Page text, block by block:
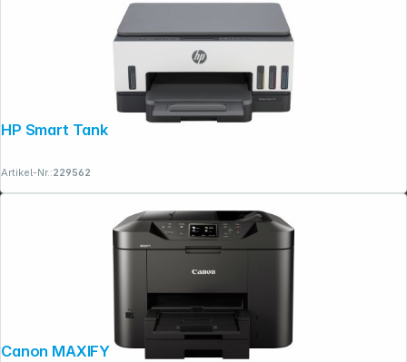
HP Smart Tank 7008
Artikel-Nr.:229562
Canon MAXIFY MB 2750